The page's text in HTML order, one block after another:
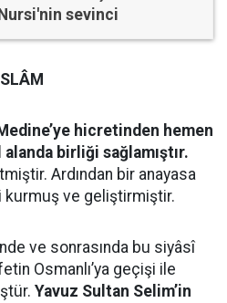
Nursi'nin sevinci
hicretinden hemen
birliği sağlamıştır.
Ardından bir anayasa
kurmuş ve geliştirmiştir.
ve sonrasında bu siyâsî
Osmanlı’ya geçişi ile
Yavuz Sultan Selim’in